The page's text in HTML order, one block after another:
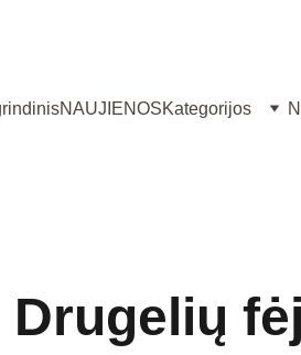
NAUJIENOSKategorijos
Drugelių